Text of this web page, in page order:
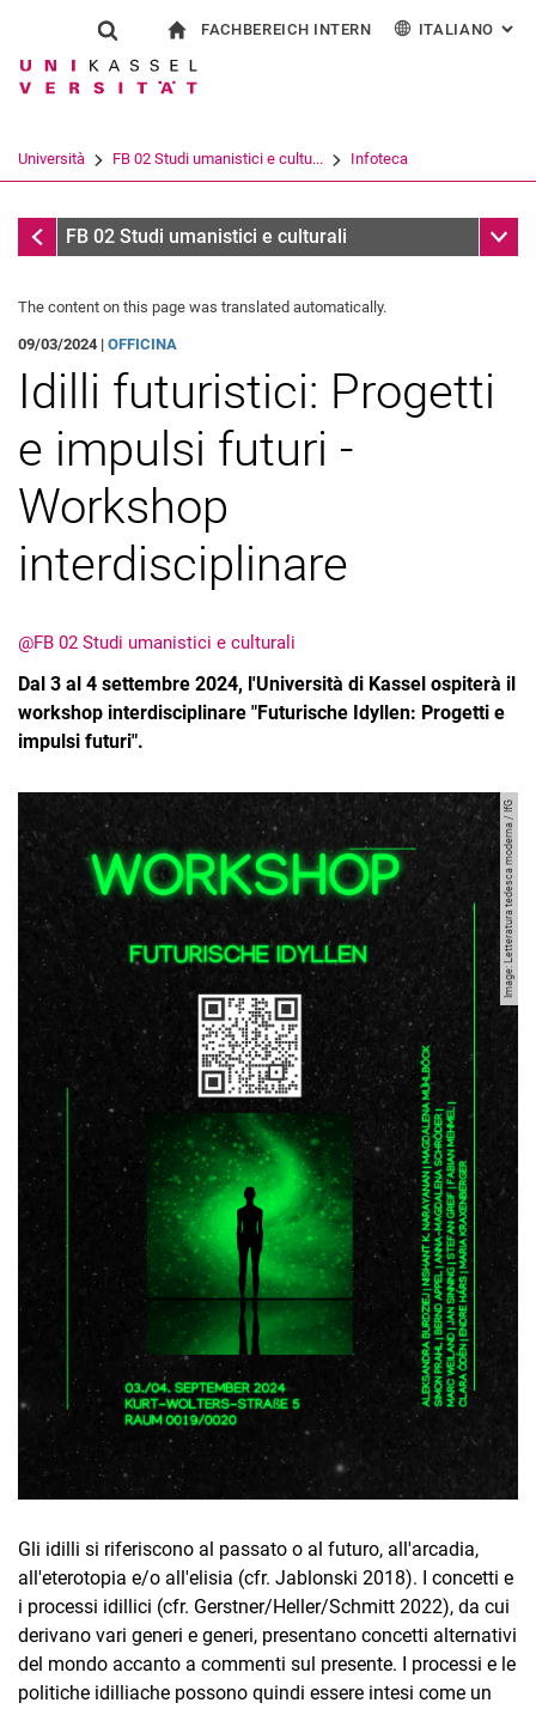
Jump directly to: content
Jump directly to: search
Jump directly to: main
Show search form
Search term
Search (opens an external link in a
FACHBEREICH INTERN ITALIANO :
Università FB 02 Studi umanistici e cultu... Infoteca
InfotecaFB 02 Studi umanistici e culturali Sub
The content on this page was translated automatically.
09/03/2024 | OFFICINA
Idilli futuristici: Progetti
e impulsi futuri -
Workshop
interdisciplinare
@FB 02 Studi umanistici e culturali
Dal 3 al 4 settembre 2024, l'Università di Kassel ospiterà il
workshop interdisciplinare "Futurische Idyllen: Progetti e
impulsi futuri".
Image: Letteratura tedesca moderna / IfG
Gli idilli si riferiscono al passato o al futuro, all'arcadia,
all'eterotopia e/o all'elisia (cfr. Jablonski 2018). I concetti e
i processi idillici (cfr. Gerstner/Heller/Schmitt 2022), da cui
derivano vari generi e generi, presentano concetti alternativi
del mondo accanto a commenti sul presente. I processi e le
politiche idilliache possono quindi essere intesi come un